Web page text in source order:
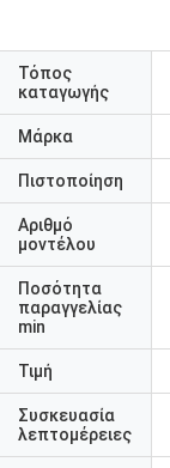
Τόπος
καταγωγής
Μάρκα
Πιστοποίηση
Αριθμό
μοντέλου
Ποσότητα
παραγγελίας
min
Τιμή
Συσκευασία
λεπτομέρειες